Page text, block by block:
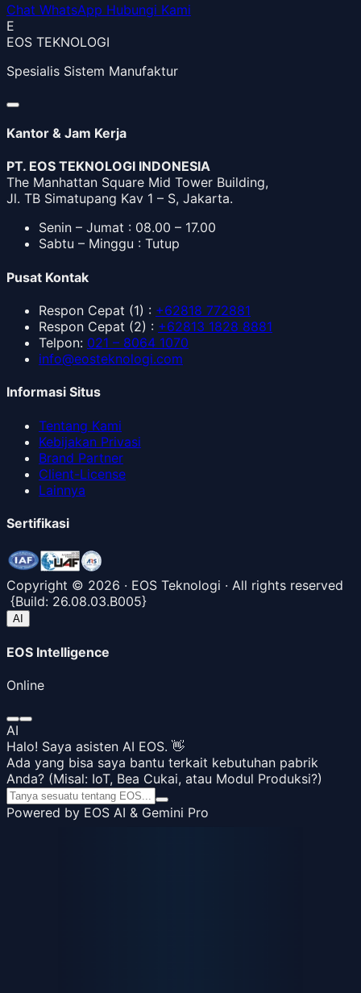
Chat WhatsApp Hubungi Kami
E
EOS TEKNOLOGI
Spesialis Sistem Manufaktur
Kantor & Jam Kerja
PT. EOS TEKNOLOGI INDONESIA
The Manhattan Square Mid Tower Building,
Jl. TB Simatupang Kav 1 – S, Jakarta.
Senin – Jumat : 08.00 – 17.00
Sabtu – Minggu : Tutup
Pusat Kontak
Respon Cepat (1) : +62818 772881
Respon Cepat (2) : +62813 1828 8881
Telpon: 021 – 8064 1070
info@eosteknologi.com
Informasi Situs
Tentang Kami
Kebijakan Privasi
Brand Partner
Client-License
Lainnya
Sertifikasi
Copyright © 2026 · EOS Teknologi · All rights reserved
{Build: 26.08.03.B005}
AI
EOS Intelligence
Online
AI
Halo! Saya asisten AI EOS. 👋
Ada yang bisa saya bantu terkait kebutuhan pabrik
Anda? (Misal: IoT, Bea Cukai, atau Modul Produksi?)
Powered by EOS AI & Gemini Pro